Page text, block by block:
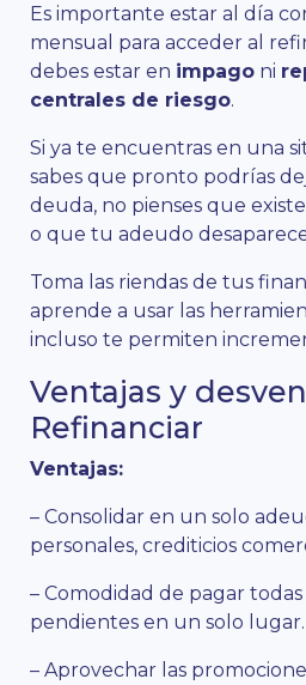
Es importante estar al día
mensual para acceder al
debes estar en impago ni
centrales de riesgo.
Si ya te encuentras en una
sabes que pronto podrías
deuda, no pienses que
o que tu adeudo
Toma las riendas de tus
aprende a usar las
incluso te permiten
Ventajas y
Refinanciar
Ventajas:
– Consolidar en un solo
personales, crediticios
– Comodidad de pagar
pendientes en un solo lugar.
– Aprovechar las